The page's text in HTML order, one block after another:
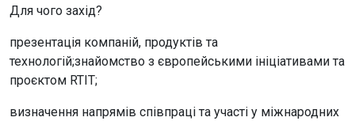
Для чого захід?
презентація компаній, продуктів та
технологій;знайомство з європейськими ініціативами та
проєктом RTIT;
визначення напрямів співпраці та участі у міжнародних